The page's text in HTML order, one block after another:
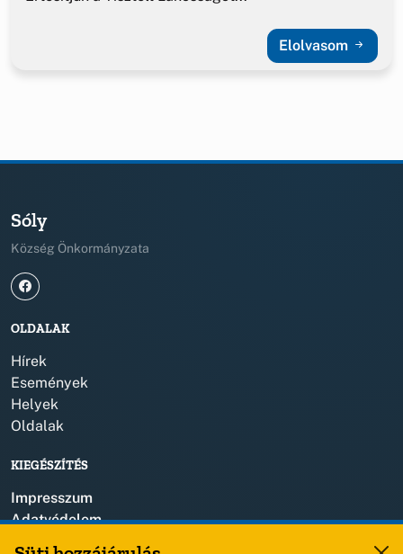
Elolvasom
Sóly
Község Önkormányzata
OLDALAK
Hírek
Események
Helyek
Oldalak
KIEGÉSZÍTÉS
Impresszum
Adatvédelem